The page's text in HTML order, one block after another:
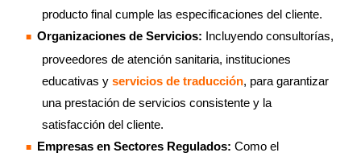
producto final cumple las especificaciones del cliente.
Organizaciones de Servicios: Incluyendo consultorías,
proveedores de atención sanitaria, instituciones
educativas y servicios de traducción, para garantizar
una prestación de servicios consistente y la
satisfacción del cliente.
Empresas en Sectores Regulados: Como el